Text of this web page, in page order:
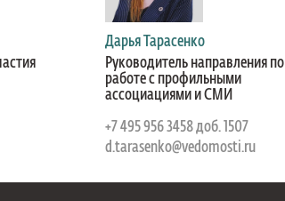
Дарья Тарасенко
Руководитель направления по
работе с профильными
ассоциациями и СМИ
+7 495 956 3458 доб. 1507
d.tarasenko@vedomosti.ru